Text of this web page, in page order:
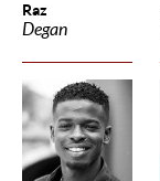
Raz
Degan